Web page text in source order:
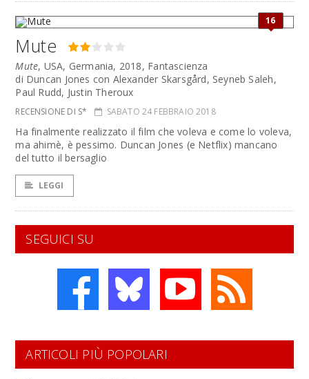
16
Mute
Mute, USA, Germania, 2018, Fantascienza
di Duncan Jones con Alexander Skarsgård, Seyneb Saleh,
Paul Rudd, Justin Theroux
RECENSIONE DI S* SABATO 24 FEBBRAIO 2018
Ha finalmente realizzato il film che voleva e come lo voleva,
ma ahimè, è pessimo. Duncan Jones (e Netflix) mancano
del tutto il bersaglio
LEGGI
SEGUICI SU
ARTICOLI PIÙ POPOLARI